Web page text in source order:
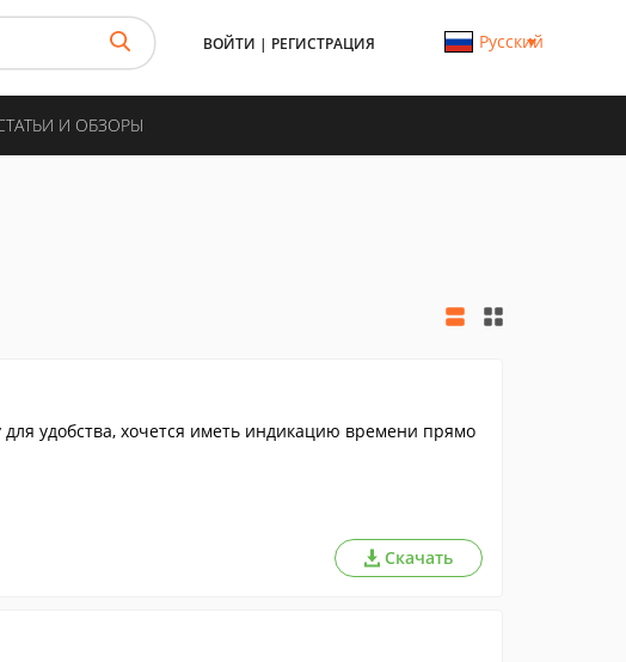
ВОЙТИ | РЕГИСТРАЦИЯ Русский
И ОБЗОРЫ
для удобства, хочется иметь индикацию времени прямо
Скачать